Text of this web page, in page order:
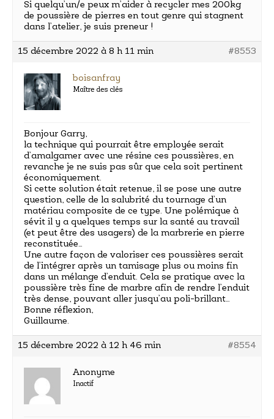
Si quelqu’un/e peux m’aider à recycler mes 200kg
de poussière de pierres en tout genre qui stagnent
dans l’atelier, je suis preneur !
15 décembre 2022 à 8 h 11 min #8553
boisanfray
Maître des clés
Bonjour Garry,
la technique qui pourrait être employée serait
d’amalgamer avec une résine ces poussières, en
revanche je ne suis pas sûr que cela soit pertinent
économiquement.
Si cette solution était retenue, il se pose une autre
question, celle de la salubrité du tournage d’un
matériau composite de ce type. Une polémique à
sévit il y a quelques temps sur la santé au travail
(et peut être des usagers) de la marbrerie en pierre
reconstituée…
Une autre façon de valoriser ces poussières serait
de l’intégrer après un tamisage plus ou moins fin
dans un mélange d’enduit. Cela se pratique avec la
poussière très fine de marbre afin de rendre l’enduit
très dense, pouvant aller jusqu’au poli-brillant…
Bonne réflexion,
Guillaume.
15 décembre 2022 à 12 h 46 min #8554
Anonyme
Inactif